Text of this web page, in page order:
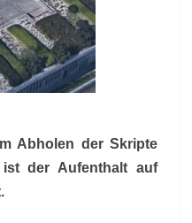
Abholen der Skripte
der Aufenthalt auf